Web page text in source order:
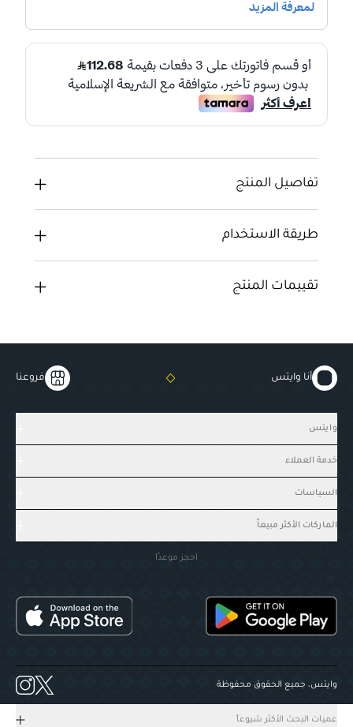
تفاصيل المنتج
طريقة الاستخدام
تقييمات المنتج
أنا وايتس فروعنا
وايتس
خدمة العملاء
السياسات
الماركات الأكثر مبيعاً
احجز موعدًا
وايتس، جميع الحقوق محفوظة
عميات البحث الأكثر شيوعاً